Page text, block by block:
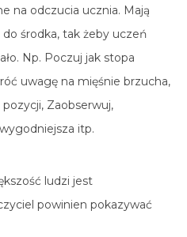
na odczucia ucznia. Mają
środka, tak żeby uczeń
Np. Poczuj jak stopa
uwagę na mięśnie brzucha,
pozycji, Zaobserwuj,
itp.
ludzi jest
powinien pokazywać